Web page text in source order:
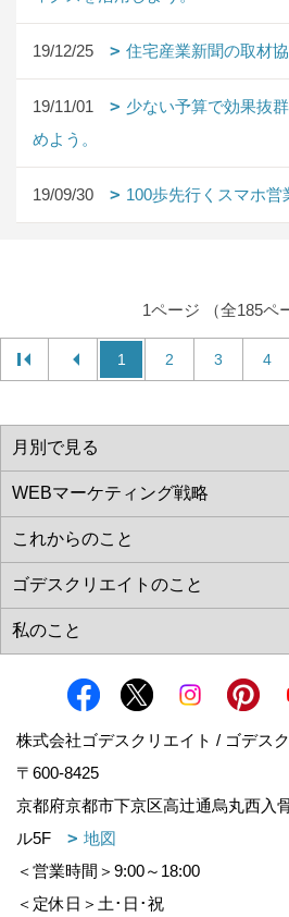
19/12/25 住宅産業新聞の取材
19/11/01
少ない予算で効果抜
めよう。
19/09/30 100歩先行くスマホ
1ページ （全185ペ
1 2 3 4
株式会社ゴデスクリエイト / ゴデス
〒600-8425
京都府京都市下京区高辻通烏丸西入
ル5F
地図
＜営業時間＞9:00～18:00
＜定休日＞土･日･祝